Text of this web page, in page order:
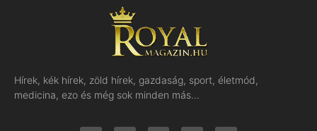
Hírek, kék hírek, zöld hírek, gazdaság, sport, életmód,
medicina, ezo és még sok minden más…